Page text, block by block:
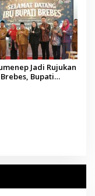
Jadi Rujukan
Bupati